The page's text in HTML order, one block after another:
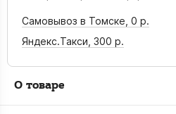
Самовывоз в Томске, 0 р.
Яндекс.Такси, 300 р.
О товаре